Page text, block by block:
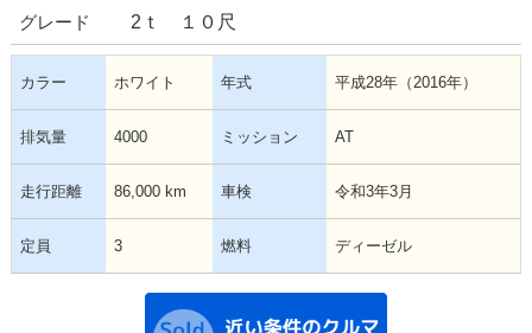
グレード 2ｔ １０尺
カラー ホワイト 年式 平成28年（2016年）
排気量 4000 ミッション AT
走行距離 86,000 km 車検 令和3年3月
定員 3 燃料 ディーゼル